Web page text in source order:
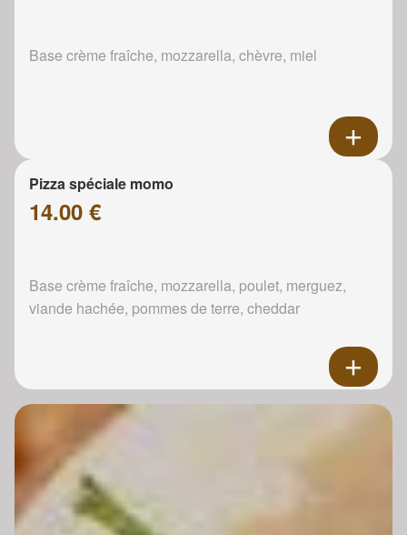
Base crème fraîche, mozzarella, chèvre, miel
Pizza spéciale momo
14.00 €
Base crème fraîche, mozzarella, poulet, merguez,
viande hachée, pommes de terre, cheddar